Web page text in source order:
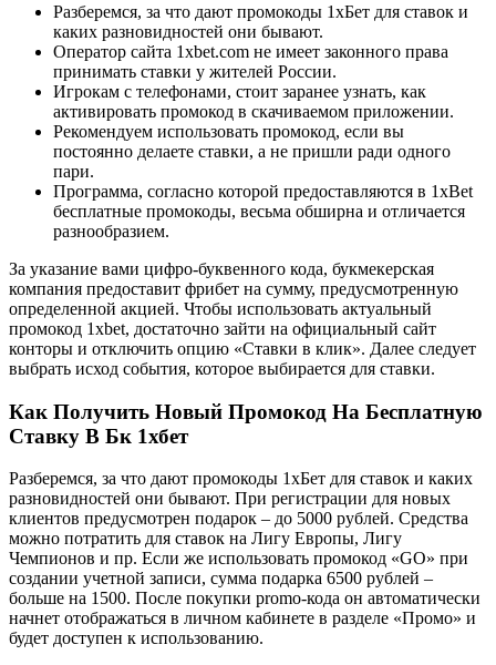
Разберемся, за что дают промокоды 1хБет для ставок и
каких разновидностей они бывают.
Оператор сайта 1xbet.com не имеет законного права
принимать ставки у жителей России.
Игрокам с телефонами, стоит заранее узнать, как
активировать промокод в скачиваемом приложении.
Рекомендуем использовать промокод, если вы
постоянно делаете ставки, а не пришли ради одного
пари.
Программа, согласно которой предоставляются в 1xBet
бесплатные промокоды, весьма обширна и отличается
разнообразием.
За указание вами цифро-буквенного кода, букмекерская
компания предоставит фрибет на сумму, предусмотренную
определенной акцией. Чтобы использовать актуальный
промокод 1xbet, достаточно зайти на официальный сайт
конторы и отключить опцию «Ставки в клик». Далее следует
выбрать исход события, которое выбирается для ставки.
Как Получить Новый Промокод На Бесплатную
Ставку В Бк 1хбет
Разберемся, за что дают промокоды 1хБет для ставок и каких
разновидностей они бывают. При регистрации для новых
клиентов предусмотрен подарок – до 5000 рублей. Средства
можно потратить для ставок на Лигу Европы, Лигу
Чемпионов и пр. Если же использовать промокод «GO» при
создании учетной записи, сумма подарка 6500 рублей –
больше на 1500. После покупки promo-кода он автоматически
начнет отображаться в личном кабинете в разделе «Промо» и
будет доступен к использованию.